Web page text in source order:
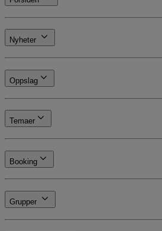
Nyheter
Oppslag
Temaer
Booking
Grupper